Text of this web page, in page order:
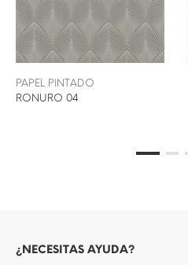
PAPEL PINTADO
RONURO 04
¿NECESITAS AYUDA?